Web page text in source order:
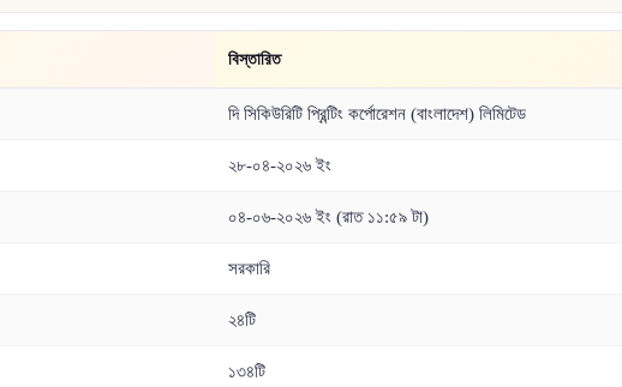
বিস্তারিত
দি সিকিউরিটি প্রিন্টিং কর্পোরেশন (বাংলাদেশ) লিমিটেড
২৮-০৪-২০২৬ ইং
০৪-০৬-২০২৬ ইং (রাত ১১:৫৯ টা)
সরকারি
২৪টি
১৩৪টি